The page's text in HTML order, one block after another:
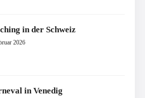
in der Schweiz
2026
in Venedig